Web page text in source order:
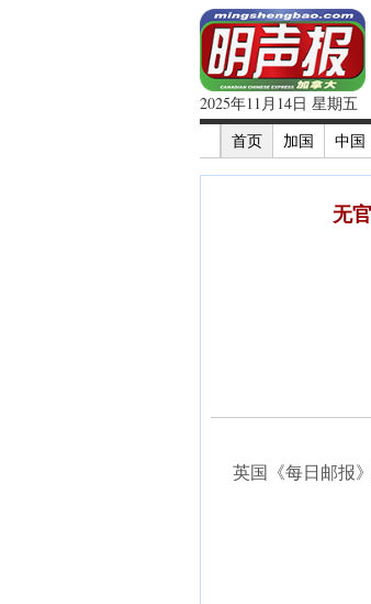
2025年11月14日 星期五
首页
加国 中国
无
英国《每日邮报